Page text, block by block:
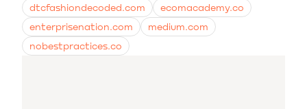
dtcfashiondecoded.com
ecomacademy.co
enterprisenation.com
medium.com
nobestpractices.co